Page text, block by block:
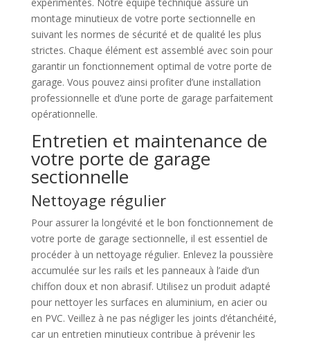
montage minutieux de votre porte sectionnelle en
suivant les normes de sécurité et de qualité les plus
strictes. Chaque élément est assemblé avec soin pour
garantir un fonctionnement optimal de votre porte de
garage. Vous pouvez ainsi profiter d’une installation
professionnelle et d’une porte de garage parfaitement
opérationnelle.
Entretien et maintenance de
votre porte de garage
sectionnelle
Nettoyage régulier
Pour assurer la longévité et le bon fonctionnement de
votre porte de garage sectionnelle, il est essentiel de
procéder à un nettoyage régulier. Enlevez la poussière
accumulée sur les rails et les panneaux à l’aide d’un
chiffon doux et non abrasif. Utilisez un produit adapté
pour nettoyer les surfaces en aluminium, en acier ou
en PVC. Veillez à ne pas négliger les joints d’étanchéité,
car un entretien minutieux contribue à prévenir les